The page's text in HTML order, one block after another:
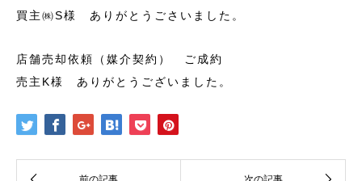
買主㈱S様 ありがとうごさいました。
店舗売却依頼（媒介契約） ご成約
売主K様 ありがとうございました。